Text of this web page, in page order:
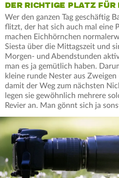
DER RICHTIGE PLATZ
Wer den ganzen Tag geschäftig
flitzt, der hat sich auch mal eine
machen Eichhörnchen
Siesta über die Mittagszeit und
Morgen- und Abendstunden
man es ja gemütlich haben.
kleine runde Nester aus
damit der Weg zum nächsten
legen sie gewöhnlich mehrere
Revier an. Man gönnt sich ja